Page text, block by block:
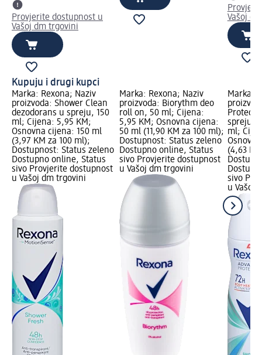
Provjerite dostupnost u
Vašoj dm trgovini
Vašoj
Kupuju i drugi kupci
Marka: Rexona; Naziv
proizvoda: Shower Clean
dezodorans u spreju, 150
ml; Cijena: 5,95 KM;
Osnovna cijena: 150 ml
(3,97 KM za 100 ml);
Dostupnost: Status zeleno
Dostupno online, Status
sivo Provjerite dostupnost
u Vašoj dm trgovini
Marka: Rexona; Naziv
proizvoda: Biorythm deo
roll on, 50 ml; Cijena:
5,95 KM; Osnovna cijena:
50 ml (11,90 KM za 100 ml);
Dostupnost: Status zeleno
Dostupno online, Status
sivo Provjerite dostupnost
u Vašoj dm trgovini
Marka:
spreju
ml;
(4,63
sivo
u Vašoj